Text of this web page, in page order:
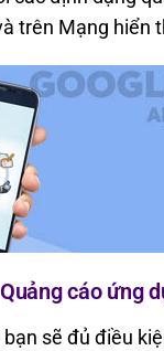
trên Mạng hiển
Quảng cáo ứng
bạn sẽ đủ điều